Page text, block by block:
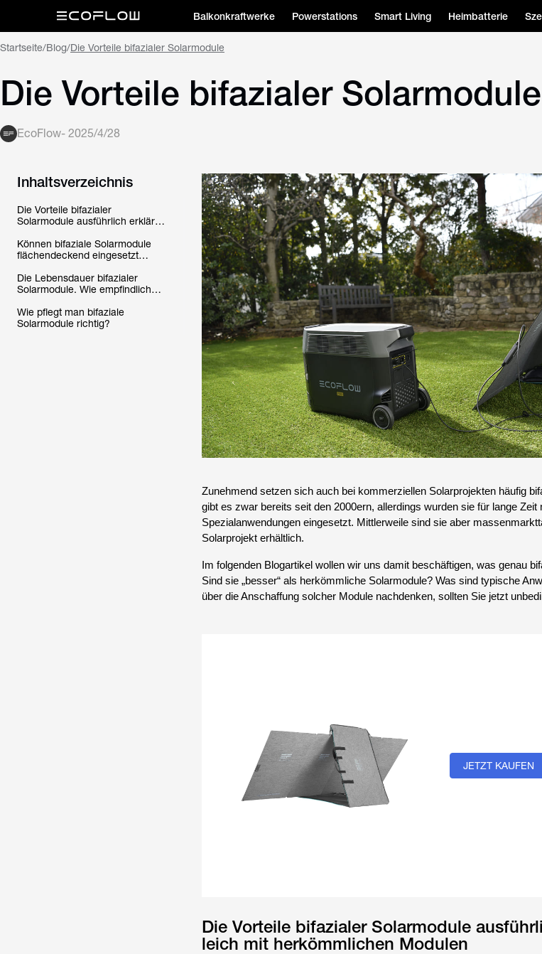
Balkonkraftwerke Powerstations Smart Living Heimbatterie
Startseite/Blog/Die Vorteile bifazialer Solarmodule
Die Vorteile bifazialer Solarmodule
EcoFlow- 2025/4/28
Inhaltsverzeichnis
Die Vorteile bifazialer
Solarmodule ausführlich erklärt
herkömmlichen Modulen
Können bifaziale Solarmodule
flächendeckend eingesetzt
herkömmliche Module oft doch
mehr Vorteile?
Die Lebensdauer bifazialer
Solarmodule. Wie empfindlich
Wie pflegt man bifaziale
Solarmodule richtig?
Zunehmend setzen sich auch bei kommerziellen Solarprojekten häufig
gibt es zwar bereits seit den 2000ern, allerdings wurden sie für lange
Spezialanwendungen eingesetzt. Mittlerweile sind sie aber
Solarprojekt erhältlich.
Im folgenden Blogartikel wollen wir uns damit beschäftigen, was genau
Sind sie „besser“ als herkömmliche Solarmodule? Was sind typische
über die Anschaffung solcher Module nachdenken, sollten Sie jetzt
JETZT KAUFEN
Die Vorteile bifazialer Solarmodule
leich mit herkömmlichen Modulen